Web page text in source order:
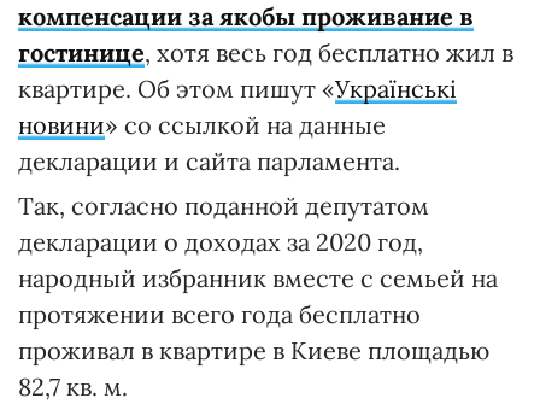
компенсации за якобы проживание в
гостинице, хотя весь год бесплатно жил в
квартире. Об этом пишут «Українські
новини» со ссылкой на данные
декларации и сайта парламента.
Так, согласно поданной депутатом
декларации о доходах за 2020 год,
народный избранник вместе с семьей на
протяжении всего года бесплатно
проживал в квартире в Киеве площадью
82,7 кв. м.